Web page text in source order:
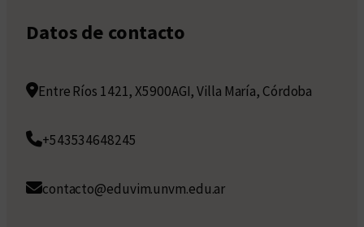
Datos de contacto
Entre Ríos 1421, X5900AGI, Villa María, Córdoba
+543534648245
contacto@eduvim.unvm.edu.ar